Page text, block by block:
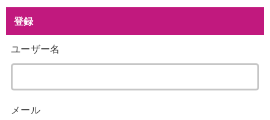
登録
ユーザー名
メール